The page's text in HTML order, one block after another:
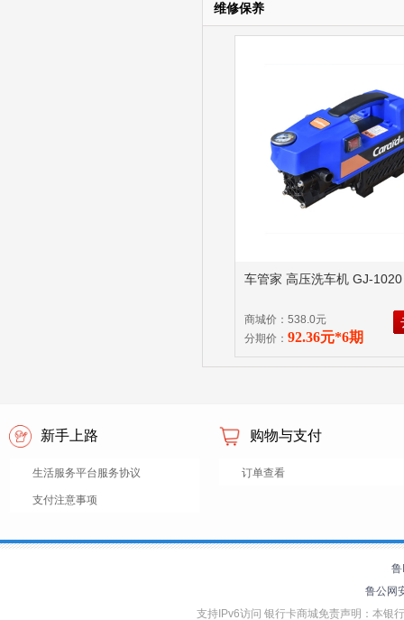
维修保养
车管家 高压洗车机 GJ-
商城价：538.0元
分期价： 92.36元*6期
新手上路
生活服务平台服务协议
支付注意事项
购物与支付
订单查看
鲁公网
支持IPv6访问 银行卡商城免责声明：本银